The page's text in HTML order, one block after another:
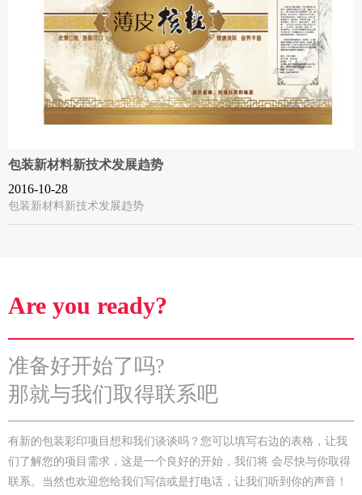
包装新材料新技术发展趋势
2016-10-28
包装新材料新技术发展趋势
Are you ready?
准备好开始了吗?
那就与我们取得联系吧
有新的包装彩印项目想和我们谈谈吗？您可以填写右边的表格，让我
们了解您的项目需求，这是一个良好的开始，我们将 会尽快与你取得
联系。当然也欢迎您给我们写信或是打电话，让我们听到你的声音！